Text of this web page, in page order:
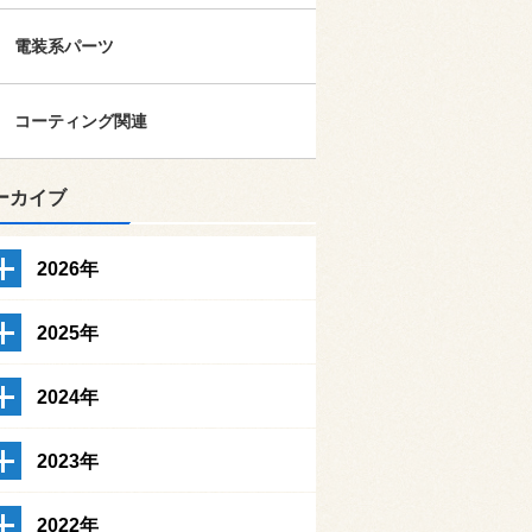
電装系パーツ
コーティング関連
カイブ
2026年
2025年
2024年
2023年
2022年